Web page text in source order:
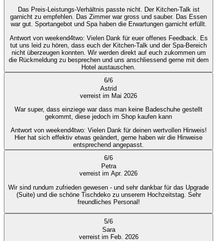
Das Preis-Leistungs-Verhältnis passte nicht. Der Kitchen-Talk ist
garnicht zu empfehlen. Das Zimmer war gross und sauber. Das Essen
war gut. Sportangebot und Spa haben die Erwartungen garnicht erfüllt.
Antwort von weekend4two: Vielen Dank für euer offenes Feedback. Es
tut uns leid zu hören, dass euch der Kitchen-Talk und der Spa-Bereich
nicht überzeugen konnten. Wir werden direkt auf euch zukommen um
die Rückmeldung zu besprechen und uns anschliessend gerne mit dem
Hotel austauschen.
6/6
Astrid
verreist im Mai 2026
War super, dass einziege war dass man keine Badeschuhe gestellt
gekommt, diese jedoch im Shop kaufen kann
Antwort von weekend4two: Vielen Dank für deinen wertvollen Hinweis!
Hier hat sich effektiv etwas geändert, gerne haben wir die Hinweise
entsprechend angepasst.
6/6
Petra
verreist im Apr. 2026
Wir sind rundum zufrieden gewesen - und sehr dankbar für das Upgrade
(Suite) und die schöne Tischdeko zu unserem Hochzeitstag. Sehr
freundliches Personal!
5/6
Sara
verreist im Feb. 2026